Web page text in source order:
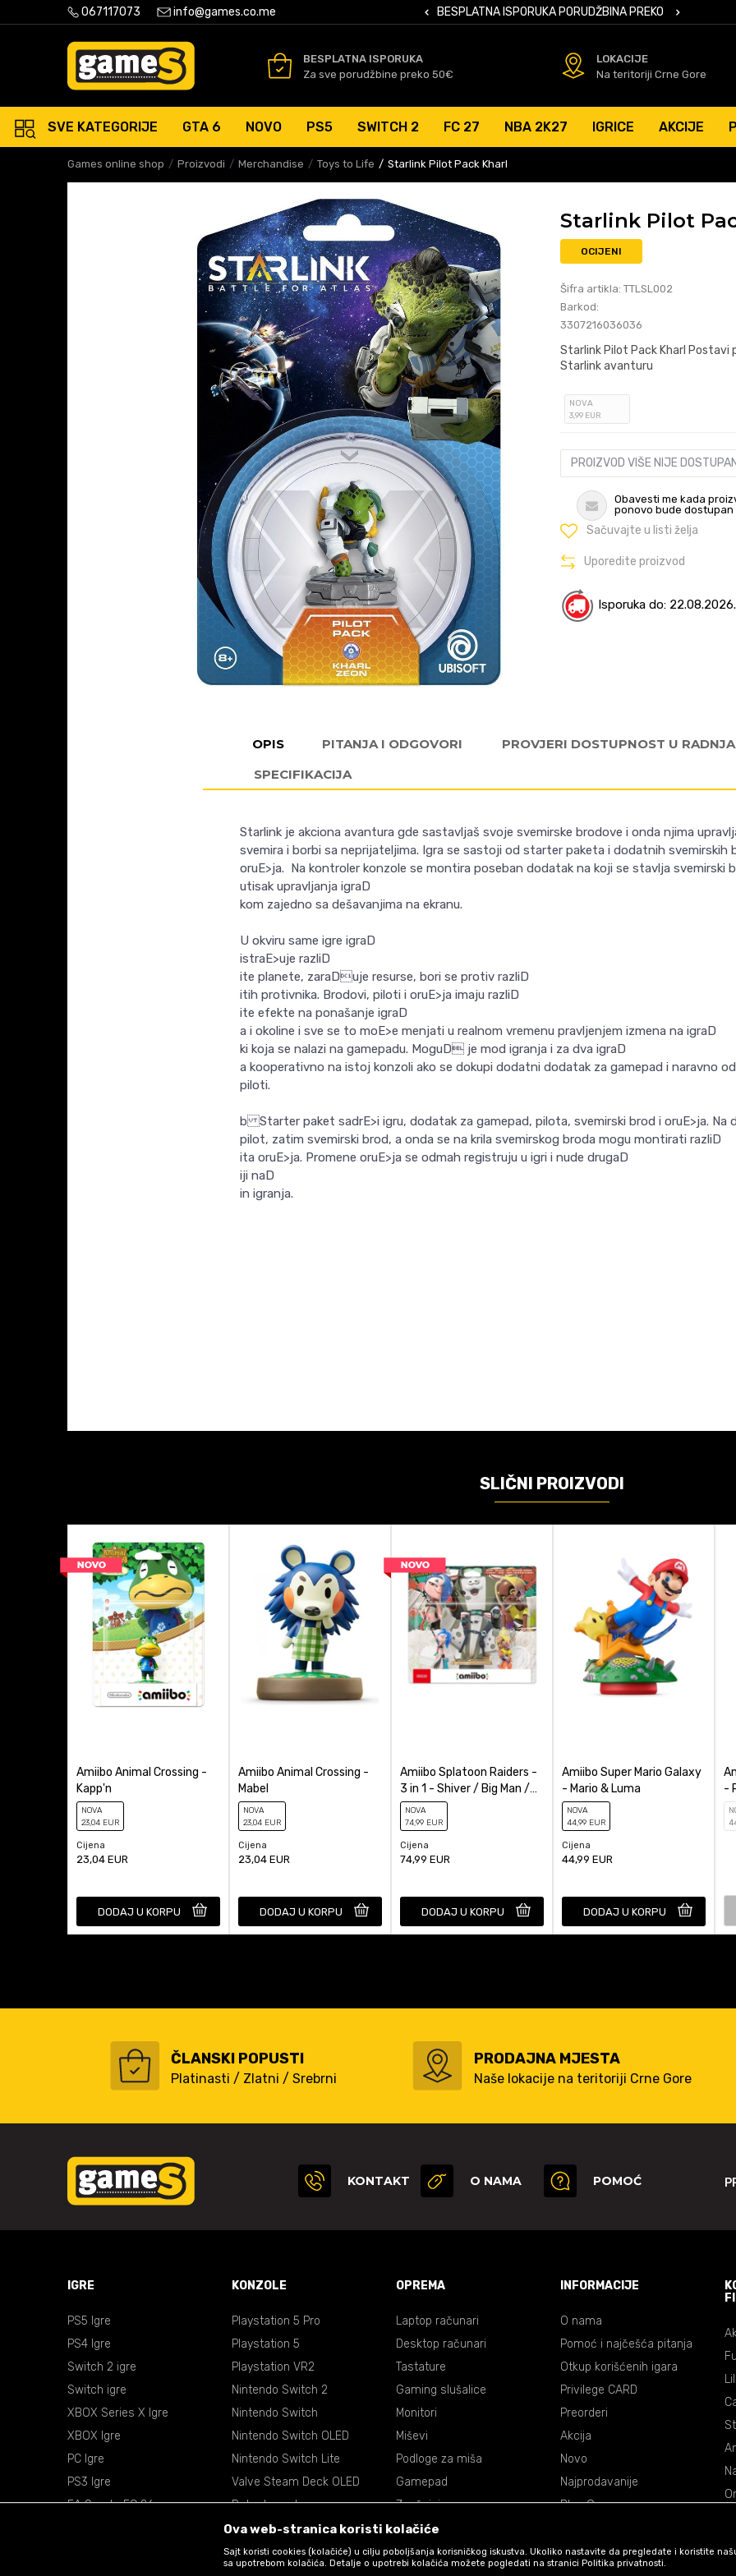
067117073 info@games.co.me
ISPORUKA PORUDŽBINA PREKO 50 EURSIGURNO PLAĆANJE PLATNIM KARTICAMA BESPLATNA ISPORUKA PORUDŽBINA PREKO 50 EURSIGURNO
BESPLATNA ISPORUKA
Za sve porudžbine preko 50€
LOKACIJE
Na teritoriji Crne Gore
SVE KATEGORIJE GTA 6 NOVO PS5 SWITCH 2 FC 27 NBA 2K27 IGRICE AKCIJE
Games online shop Proizvodi Merchandise Toys to Life Starlink Pilot Pack Kharl
Starlink Pilot
OCIJENI
Šifra artikla: TTLSL002
Barkod:
3307216036036
Starlink Pilot Pack Kharl Postavi
Starlink avanturu
NOVA
3,99 EUR
PROIZVOD VIŠE NIJE DOSTUPAN
Obavesti me kada
ponovo bude dostupan
Sačuvajte u listi želja
Uporedite proizvod
Isporuka do: 22.08.2026.
OPIS PITANJA I ODGOVORI
PROVJERI DOSTUPNOST U
SPECIFIKACIJA
Starlink je akciona avantura gde sastavljaš svoje svemirske brodove i onda njima
svemira i borbi sa neprijateljima. Igra se sastoji od starter paketa i dodatnih svemirskih
oruE>ja. Na kontroler konzole se montira poseban dodatak na koji se stavlja svemirski
utisak upravljanja igraD
kom zajedno sa dešavanjima na ekranu.
U okviru same igre igraD
istraE>uje razliD
ite planete, zaraDuje resurse, bori se protiv razliD
itih protivnika. Brodovi, piloti i oruE>ja imaju razliD
ite efekte na ponašanje igraD
a i okoline i sve se to moE>e menjati u realnom vremenu pravljenjem izmena na igraD
ki koja se nalazi na gamepadu. MoguD je mod igranja i za dva igraD
a kooperativno na istoj konzoli ako se dokupi dodatni dodatak za gamepad i naravno
piloti.
b Starter paket sadrE>i igru, dodatak za gamepad, pilota, svemirski brod i oruE>ja. Na
pilot, zatim svemirski brod, a onda se na krila svemirskog broda mogu montirati razliD
ita oruE>ja. Promene oruE>ja se odmah registruju u igri i nude drugaD
iji naD
in igranja.
Anti-spam zaštita - izračunajte koliko je 2 + 3 :
POŠALJI
Proizvođač Ubisoft
Starlink
Veličina figure 3cm
SLIČNI PROIZVODI
Amiibo Animal Crossing -
Kapp'n
NOVA
23,04 EUR
Cijena
23,04 EUR
DODAJ U KORPU
Amiibo Animal Crossing -
Mabel
NOVA
23,04 EUR
Cijena
23,04 EUR
DODAJ U KORPU
Amiibo Splatoon Raiders -
3 in 1 - Shiver / Big Man /
Frye
NOVA
74,99 EUR
Cijena
74,99 EUR
DODAJ U KORPU
Amiibo Super Mario Galaxy
- Mario & Luma
NOVA
44,99 EUR
Cijena
44,99 EUR
DODAJ U KORPU
-
ČLANSKI POPUSTI
Platinasti / Zlatni / Srebrni
PRODAJNA MJESTA
Naše lokacije na teritoriji Crne Gore
KONTAKT O NAMA POMOĆ
IGRE
PS5 Igre
PS4 Igre
Switch 2 igre
Switch igre
XBOX Series X Igre
XBOX Igre
PC Igre
PS3 Igre
EA Sports FC 26
KONZOLE
Playstation 5 Pro
Playstation 5
Playstation VR2
Nintendo Switch 2
Nintendo Switch
Nintendo Switch OLED
Nintendo Switch Lite
Valve Steam Deck OLED
Retro konzole
VR Naočare
OPREMA
Laptop računari
Desktop računari
Tastature
Gaming slušalice
Monitori
Miševi
Podloge za miša
Gamepad
Zvučnici
Volani
Accessories
INFORMACIJE
O nama
Pomoć i najčešća pitanja
Otkup korišćenih igara
Privilege CARD
Preorderi
Akcija
Novo
Najprodavanije
Blog Games
Ova web-stranica koristi kolačiće
Sajt koristi cookies (kolačiće) u cilju poboljšanja korisničkog iskustva. Ukoliko nastavite da pregledate i koristite
sa upotrebom kolačića. Detalje o upotrebi kolačića možete pogledati na stranici Politika privatnosti.